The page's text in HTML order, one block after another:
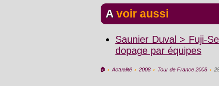
A voir aussi
Saunier Duval > Fuji-
dopage par équipes
🏠︎ › Actualité › 2008 › Tour de France 2008 ›